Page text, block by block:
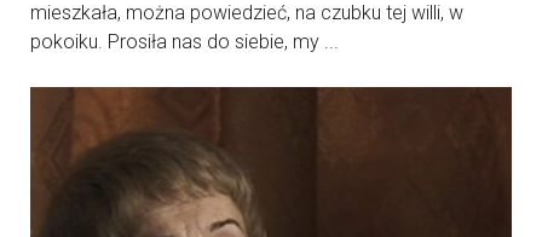
mieszkała, można powiedzieć, na czubku tej willi, w
pokoiku. Prosiła nas do siebie, my ...